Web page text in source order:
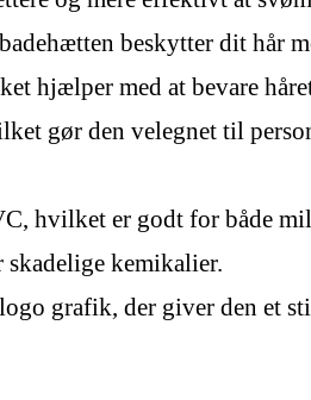
beskytter dit hår
hjælper med at bevare
gør den velegnet til
hvilket er godt for både
kemikalier.
grafik, der giver den et